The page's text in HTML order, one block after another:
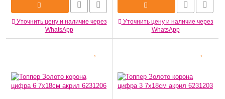
Уточнить цену и наличие через
WhatsApp
Уточнить цену и наличие через
WhatsApp